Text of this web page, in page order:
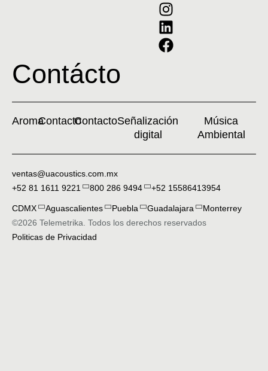
Contácto
AromaContactoContactoSeñalización
digital
Música
Ambiental
©2026 Telemetrika. Todos los derechos reservados
ventas@uacoustics.com.mx
+52 81 1611 9221
800 286 9494 +52 15586413954
Politicas de Privacidad
CDMX Aguascalientes Puebla Guadalajara Monterrey